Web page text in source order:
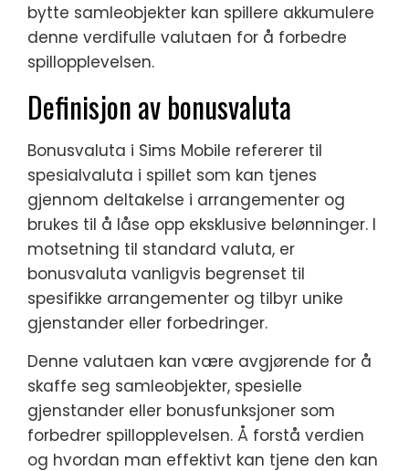
bytte samleobjekter kan spillere akkumulere
denne verdifulle valutaen for å forbedre
spillopplevelsen.
Definisjon av bonusvaluta
Bonusvaluta i Sims Mobile refererer til
spesialvaluta i spillet som kan tjenes
gjennom deltakelse i arrangementer og
brukes til å låse opp eksklusive belønninger. I
motsetning til standard valuta, er
bonusvaluta vanligvis begrenset til
spesifikke arrangementer og tilbyr unike
gjenstander eller forbedringer.
Denne valutaen kan være avgjørende for å
skaffe seg samleobjekter, spesielle
gjenstander eller bonusfunksjoner som
forbedrer spillopplevelsen. Å forstå verdien
og hvordan man effektivt kan tjene den kan